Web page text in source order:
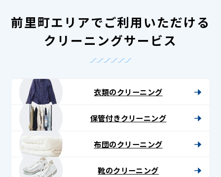
前里町エリアでご利用いただける
クリーニングサービス
衣類のクリーニング
保管付きクリーニング
布団のクリーニング
靴のクリーニング